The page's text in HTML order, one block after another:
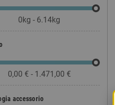
0kg - 6.14kg
0,00 € - 1.471,00 €
accessorio